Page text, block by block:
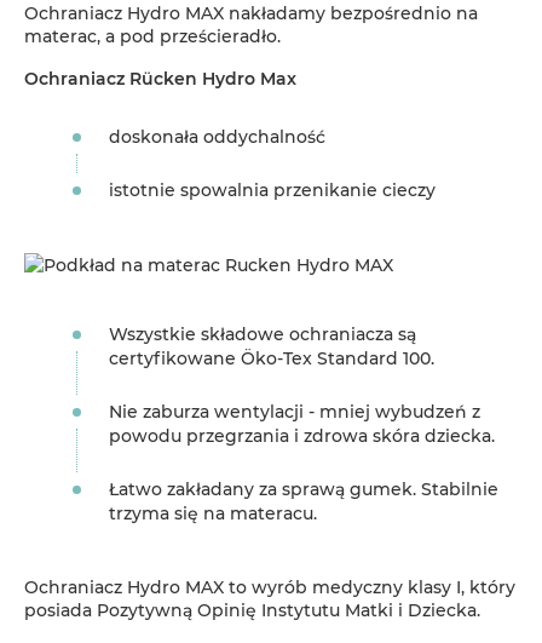
Ochraniacz Hydro MAX nakładamy bezpośrednio na
materac, a pod prześcieradło.
Ochraniacz Rücken Hydro Max
doskonała oddychalność
istotnie spowalnia przenikanie cieczy
Wszystkie składowe ochraniacza są
certyfikowane Öko-Tex Standard 100.
Nie zaburza wentylacji - mniej wybudzeń z
powodu przegrzania i zdrowa skóra dziecka.
Łatwo zakładany za sprawą gumek. Stabilnie
trzyma się na materacu.
Ochraniacz Hydro MAX to wyrób medyczny klasy I, który
posiada Pozytywną Opinię Instytutu Matki i Dziecka.